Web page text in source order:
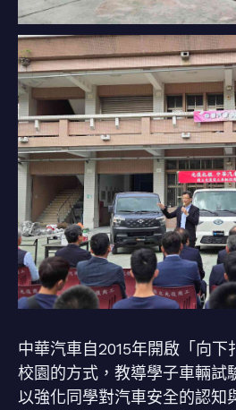
中華汽車自2015年開啟「向下
校園的方式，教導學子車輛試
以強化同學對汽車安全的認知